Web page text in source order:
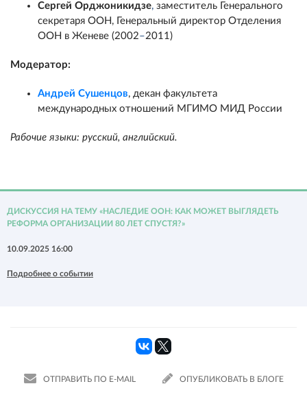
Сергей Орджоникидзе, заместитель Генерального
секретаря ООН, Генеральный директор Отделения
ООН в Женеве (2002–2011)
Модератор:
Андрей Сушенцов, декан факультета
международных отношений МГИМО МИД России
Рабочие языки: русский, английский.
ДИСКУССИЯ НА ТЕМУ «НАСЛЕДИЕ ООН: КАК МОЖЕТ ВЫГЛЯДЕТЬ
РЕФОРМА ОРГАНИЗАЦИИ 80 ЛЕТ СПУСТЯ?»
10.09.2025 16:00
Подробнее о событии
ОТПРАВИТЬ ПО E-MAIL ОПУБЛИКОВАТЬ В БЛОГЕ